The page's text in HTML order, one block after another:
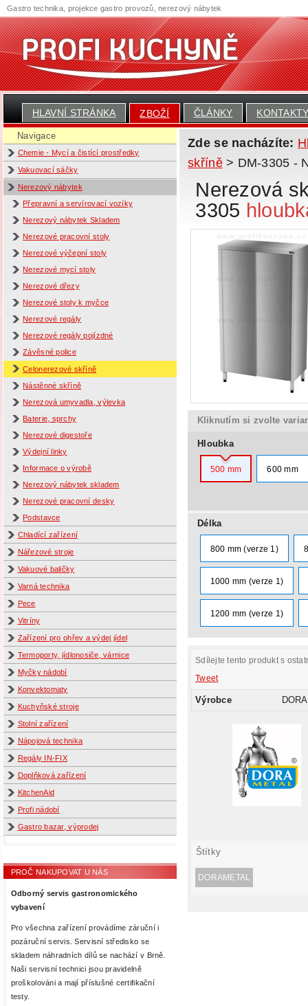
HLAVNÍ STRÁNKA ZBOŽÍ ČLÁNKY
Navigace
Chemie - Mycí a čistící prostředky
Vakuovací sáčky
Nerezový nábytek
Přepravní a servírovací vozíky
Nerezový nábytek Skladem
Nerezové pracovní stoly
Nerezové výčepní stoly
Nerezové mycí stoly
Nerezové dřezy
Nerezové stoly k myčce
Nerezové regály
Nerezové regály pojízdné
Závěsné police
Celonerezové skříně
Nástěnné skříně
Nerezová umyvadla, výlevka
Baterie, sprchy
Nerezové digestoře
Výdejní linky
Informace o výrobě
Nerezový nábytek skladem
Nerezové pracovní desky
Podstavce
Chladící zařízení
Nářezové stroje
Vakuové baličky
Varná technika
Pece
Vitríny
Zařízení pro ohřev a výdej jídel
Termoporty, jídlonosiče, várnice
Myčky nádobí
Konvektomaty
Kuchyňské stroje
Stolní zařízení
Nápojová technika
Regály IN-FIX
Doplňková zařízení
KitchenAid
Profi nádobí
Gastro bazar, výprodej
PROČ NAKUPOVAT U NÁS
Odborný servis gastronomického
vybavení
Pro všechna zařízení provádíme záruční i
pozáruční servis. Servisní středisko se
skladem náhradních dílů se nachází v Brně.
Naši servisní technici jsou pravidelně
proškolováni a mají příslušné certifikační
testy.
Zde se nacházíte:
skříně> DM-3305 -
Nerezová
3305
Kliknutím si zvolte
Hloubka
500 mm 600 mm
Délka
800 mm (verze 1)
1000 mm (verze 1)
1200 mm (verze 1)
Sdílejte tento produkt s
Tweet
Výrobce
Štítky
DORAMETAL
Gastro technika, projekce gastro provozů, nerezový nábytek